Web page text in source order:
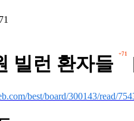
빌런 환자들 +71
best/board/300143/read/